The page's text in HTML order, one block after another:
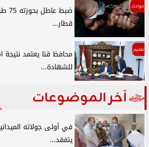
حوادث
قطار...
تعليم
محافظ قنا يعتمد نتيجة
للشهادة...
آخر الموضوعات
في أولى جولاته
يتفقد...